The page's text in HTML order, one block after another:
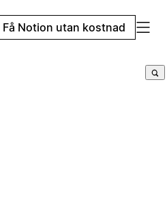
Få Notion utan kostnad